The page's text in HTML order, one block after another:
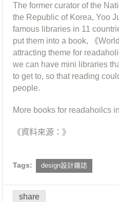
The former curator of the
the Republic of Korea, Yoo
famous libraries in 11
put them into a book, 《
attracting theme for
we can have mini libraries
to get to, so that reading
people.
More books for readahoilcs
《資料來源：》
Tags: design設計雜誌
share